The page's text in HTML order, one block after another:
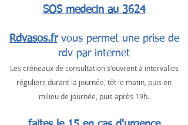
SOS medecin au 3624
Rdvasos.frvous permet une prise de
rdv par internet
Les créneaux de consultation s'ouvrent à intervalles
réguliers durant la journée, tôt le matin, puis en
milieu de journée, puis après 19h.